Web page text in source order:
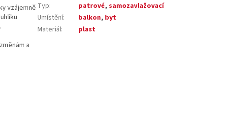
vzájemně
a
Typ: patrové,samozavlažovací
Umístění: balkon, byt
Materiál: plast